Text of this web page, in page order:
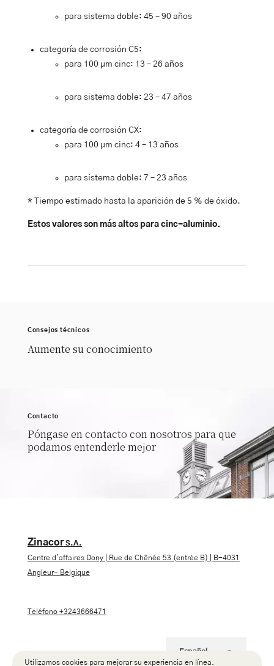
para sistema doble: 45 – 90 años
categoría de corrosión C5:
para 100 µm cinc: 13 – 26 años
para sistema doble: 23 – 47 años
categoría de corrosión CX:
para 100 µm cinc: 4 – 13 años
para sistema doble: 7 – 23 años
* Tiempo estimado hasta la aparición de 5 % de óxido.
Estos valores son más altos para cinc-aluminio.
Consejos técnicos
Aumente su conocimiento
Contacto
Póngase en contacto con nosotros para que
podamos entenderle mejor
Utilizamos cookies para mejorar su experiencia en línea.
ZinacorS.A.
Centre d'affaires Dony | Rue de Chênée 53 (entrée B) | B-4031
Angleur- Belgique
Teléfono +3243666471
Español
Français